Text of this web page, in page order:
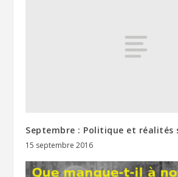
Septembre : Politique et réalités
15 septembre 2016